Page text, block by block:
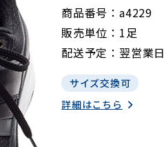
商品番号
a4229
販売単位
1足
配送予定
翌営業
サイズ交換可
詳細はこちら